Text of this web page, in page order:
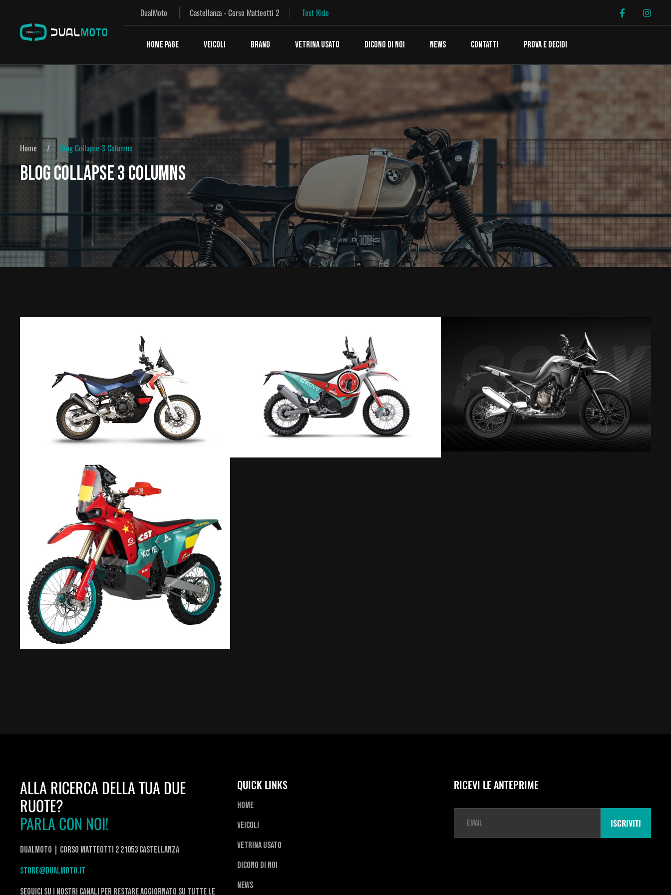
DualMoto Castellanza - Corso Matteotti 2 Test Ride
HOME PAGE VEICOLI BRAND VETRINA USATO DICONO DI NOI NEWS CONTATTI PROVA E DECIDI
Home Blog Collapse 3 Columns
BLOG COLLAPSE 3 COLUMNS
Marzo 24, 2025
Scopri La Nuova Icona Del 2025:
MUD 452
Marzo 24, 2025
Vivi L’emozione Della Dakar
Gennaio 30, 2024
Kove 800 X: Il 10 Aprile IN STORE!
Maggio 3, 2023
3 Kove Rally ANCORA DISPONIBILI
Con Consegna A Maggio!
ALLA RICERCA DELLA TUA DUE
RUOTE?
PARLA CON NOI!
DualMoto | corso Matteotti 2 21053 Castellanza
store@dualmoto.it
seguici su i nostri canali per restare aggiornato su tutte le
QUICK LINKS
Home
Veicoli
Vetrina usato
Dicono di noi
News
RICEVI LE ANTEPRIME
i
ISCRIVITI